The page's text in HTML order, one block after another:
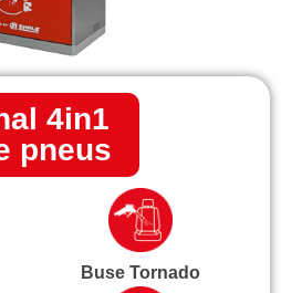
4in1
pneus
Buse Tornado